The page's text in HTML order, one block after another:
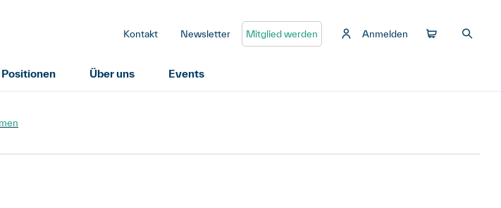
Kontakt Newsletter Mitglied werden Anmelden
Über uns Events